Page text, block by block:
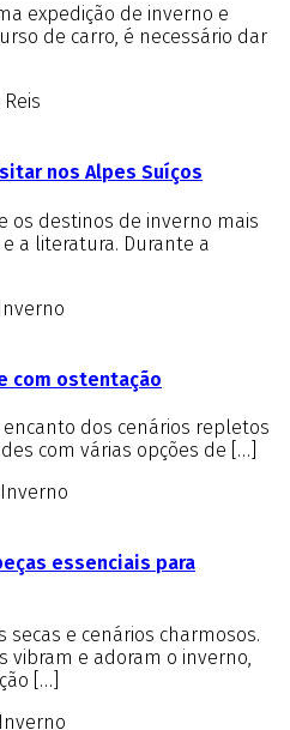
expedição de inverno e
de carro, é necessário dar
nos Alpes Suíços
os destinos de inverno mais
a literatura. Durante a
com ostentação
encanto dos cenários repletos
com várias opções de […]
essenciais para
secas e cenários charmosos.
vibram e adoram o inverno,
[…]